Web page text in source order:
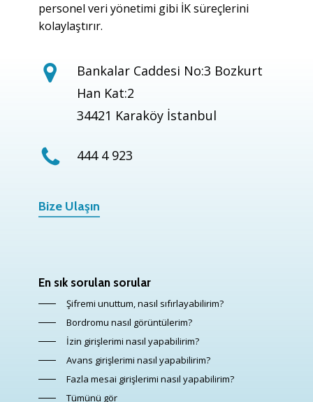
personel veri yönetimi gibi İK süreçlerini
kolaylaştırır.
Bankalar Caddesi No:3 Bozkurt
Han Kat:2
34421 Karaköy İstanbul
444 4 923
Bize Ulaşın
En sık sorulan sorular
Şifremi unuttum, nasıl sıfırlayabilirim?
Bordromu nasıl görüntülerim?
İzin girişlerimi nasıl yapabilirim?
Avans girişlerimi nasıl yapabilirim?
Fazla mesai girişlerimi nasıl yapabilirim?
Tümünü gör